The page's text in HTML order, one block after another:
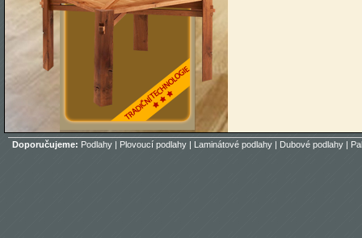
Doporučujeme: Podlahy | Plovoucí podlahy | Laminátové podlahy | Dubové podlahy |